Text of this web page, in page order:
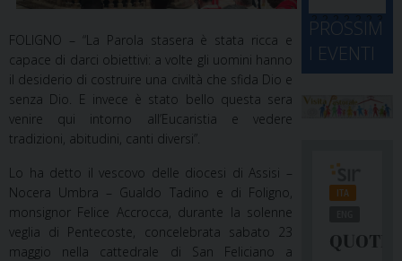
FOLIGNO – “La Parola stasera è stata ricca e
capace di darci obiettivi: a volte gli uomini hanno
il desiderio di costruire una civiltà che sfida Dio e
senza Dio. E invece è stato bello questa sera
venire qui intorno all’Eucaristia e vedere
tradizioni, abitudini, canti diversi”.
Lo ha detto il vescovo delle diocesi di Assisi –
Nocera Umbra – Gualdo Tadino e di Foligno,
monsignor Felice Accrocca, durante la solenne
veglia di Pentecoste, concelebrata sabato 23
maggio nella cattedrale di San Feliciano a
2
4
2
5
2
6
2
7
2
8
2
9
3
0
3
1 1 2 3 4 5 6
PROSSIM
I EVENTI